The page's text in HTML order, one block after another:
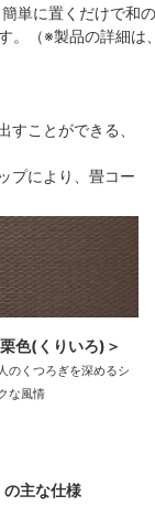
単に置くだけで和
。（※製品の詳細は
ことができる、
プにより、畳コー
色(くりいろ)＞
のくつろぎを深めるシ
な風情
主な仕様